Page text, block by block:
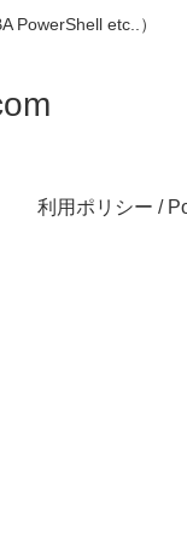
PowerShell etc..）
利用ポリシー /